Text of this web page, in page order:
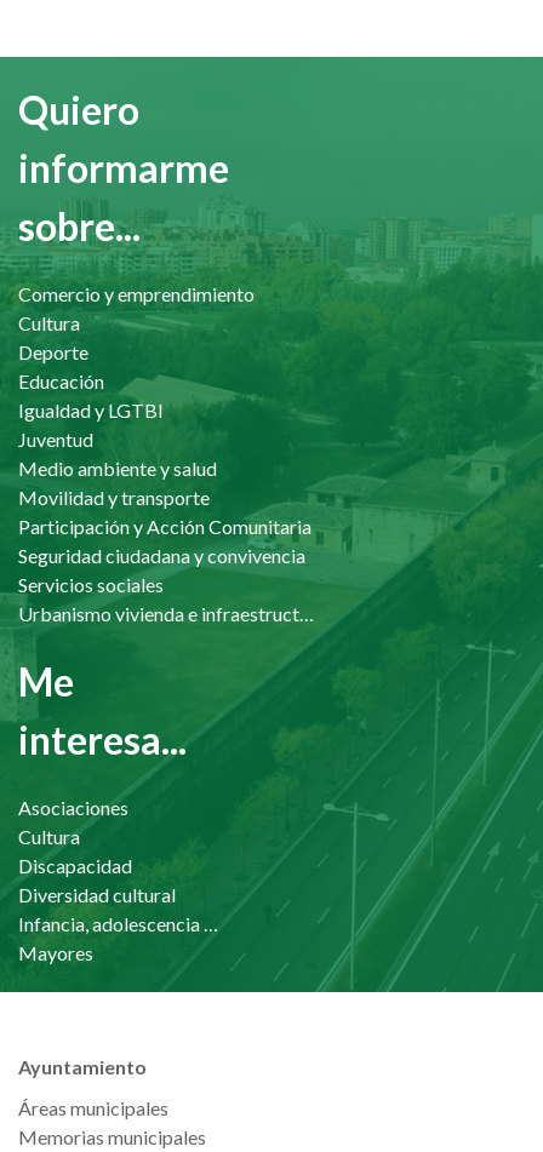
Quiero
informarme
sobre...
Comercio y emprendimiento
Cultura
Deporte
Educación
Igualdad y LGTBI
Juventud
Medio ambiente y salud
Movilidad y transporte
Participación y Acción Comunitaria
Seguridad ciudadana y convivencia
Servicios sociales
Urbanismo vivienda e infraestructuras
Me
interesa...
Asociaciones
Cultura
Discapacidad
Diversidad cultural
Infancia, adolescencia y familia
Mayores
Ayuntamiento
Áreas municipales
Memorias municipales